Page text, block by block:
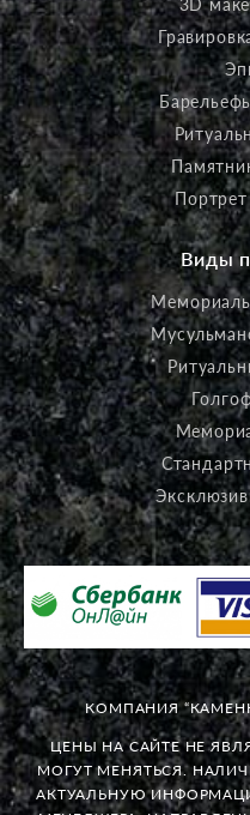
3D
Виды
КОМПАНИЯ
ЦЕНЫ НА САЙТЕ НЕ
МОГУТ МЕНЯТЬСЯ.
АКТУАЛЬНУЮ